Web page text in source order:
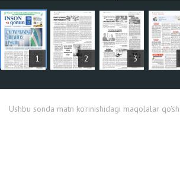
1 2 3
MAQOLALAR
Ushbu sonda matn ko'rinishidagi maqolalar